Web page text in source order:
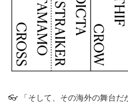
👓 「そして、その海外の舞台だ